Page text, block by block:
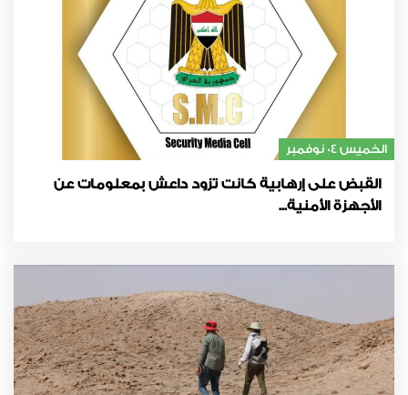
الخميس 04 نوفمبر
القبض على إرهابية كانت تزود داعش بمعلومات عن
الأجهزة الأمنية...